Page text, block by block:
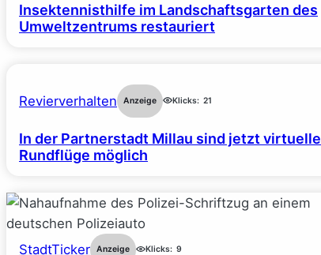
Insektennisthilfe im Landschaftsgarten des
Umweltzentrums restauriert
Revierverhalten Anzeige Klicks: 21
In der Partnerstadt Millau sind jetzt virtuelle
Rundflüge möglich
StadtTicker Anzeige Klicks: 9